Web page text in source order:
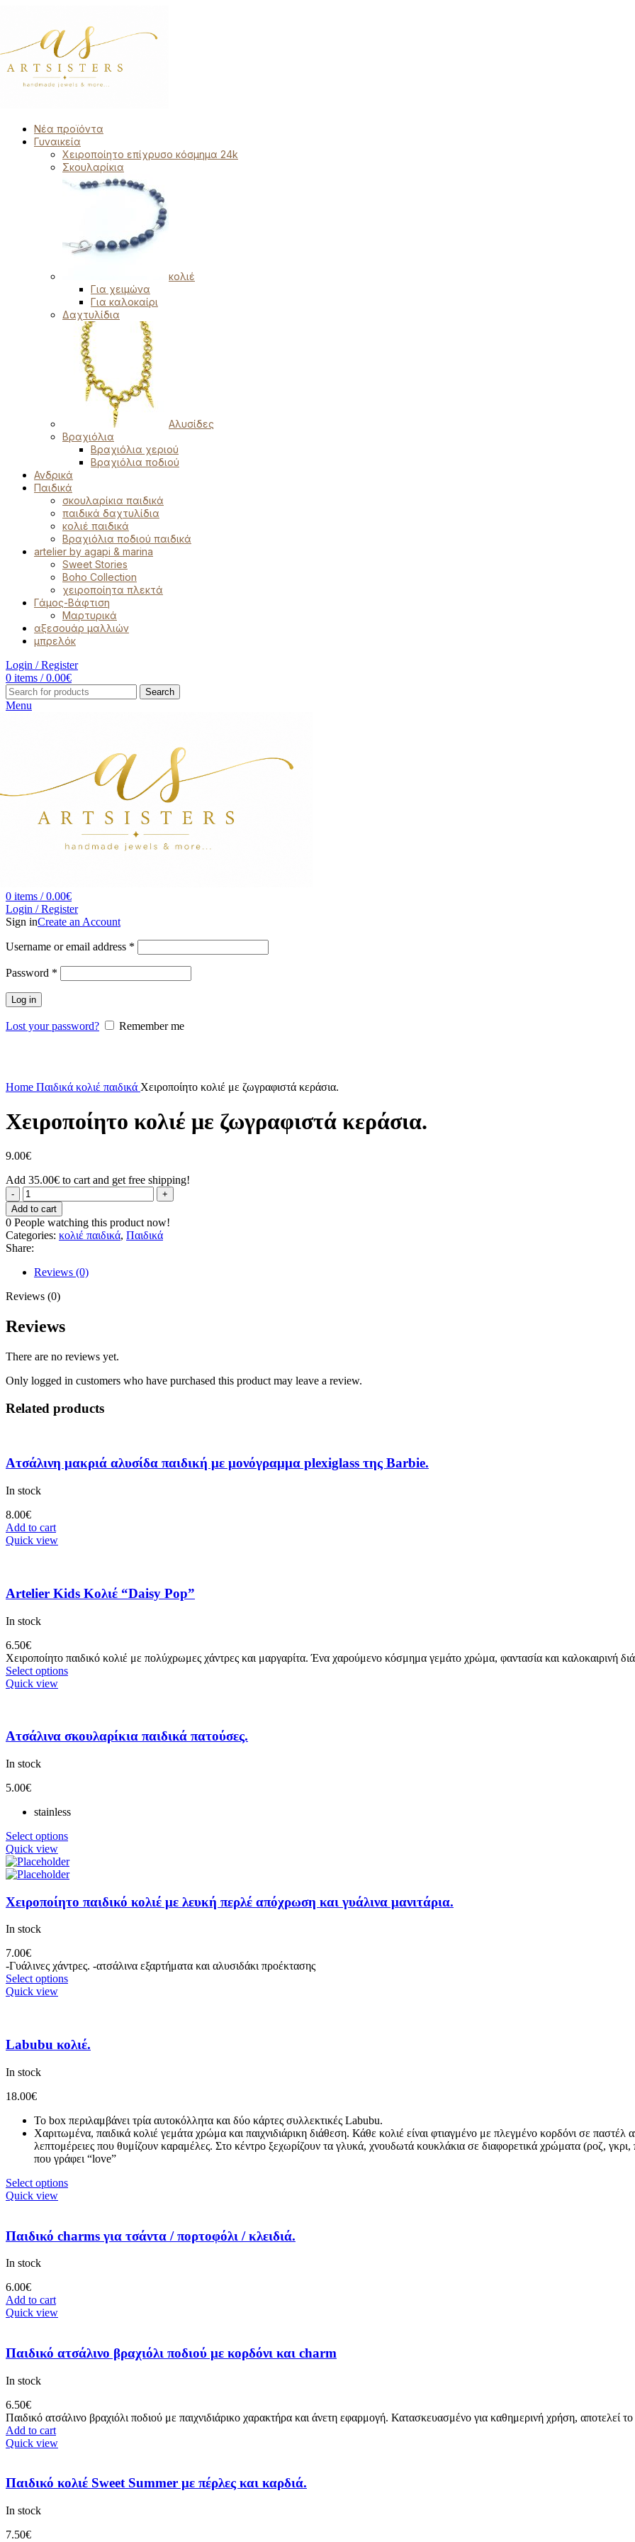
Νέα προϊόντα
Γυναικεία
Χειροποίητο επίχρυσο κόσμημα 24k
Σκουλαρίκια
κολιέ
Για χειμώνα
Για καλοκαίρι
Δαχτυλίδια
Αλυσίδες
Βραχιόλια
Βραχιόλια χεριού
Βραχιόλια ποδιού
Ανδρικά
Παιδικά
σκουλαρίκια παιδικά
παιδικά δαχτυλίδια
κολιέ παιδικά
Βραχιόλια ποδιού παιδικά
artelier by agapi & marina
Sweet Stories
Boho Collection
χειροποίητα πλεκτά
Γάμος-Βάφτιση
Μαρτυρικά
αξεσουάρ μαλλιών
μπρελόκ
Login / Register
0 items / 0.00€
Search
Menu
0 items / 0.00€
Login / Register
Sign inCreate an Account
Username or email address *
Password *
Log in
Lost your password? Remember me
Home Παιδικά κολιέ παιδικά Χειροποίητο κολιέ με ζωγραφιστά κεράσια.
Χειροποίητο κολιέ με ζωγραφιστά κεράσια.
9.00€
Add 35.00€ to cart and get free shipping!
Χειροποίητο
κολιέ
με
ζωγραφιστά
κεράσια.
quantity
Add to cart
0 People watching this product now!
Categories: κολιέ παιδικά, Παιδικά
Share:
Reviews (0)
Reviews (0)
Reviews
There are no reviews yet.
Only logged in customers who have purchased this product may leave a review.
Related products
Ατσάλινη μακριά αλυσίδα παιδική με μονόγραμμα plexiglass της Barbie.
In stock
8.00€
Add to cart
Quick view
Artelier Kids Κολιέ “Daisy Pop”
In stock
6.50€
Χειροποίητο παιδικό κολιέ με πολύχρωμες χάντρες και μαργαρίτα. Ένα χαρούμενο κόσμημα γεμάτο χρώμα, φαντασία και καλοκαιρινή
Select options
Quick view
Ατσάλινα σκουλαρίκια παιδικά πατούσες.
In stock
5.00€
stainless
Select options
Quick view
Χειροποίητο παιδικό κολιέ με λευκή περλέ απόχρωση και γυάλινα μανιτάρια.
In stock
7.00€
-Γυάλινες χάντρες. -ατσάλινα εξαρτήματα και αλυσιδάκι προέκτασης
Select options
Quick view
Labubu κολιέ.
In stock
18.00€
Το box περιλαμβάνει τρία αυτοκόλλητα και δύο κάρτες συλλεκτικές Labubu.
Χαριτωμένα, παιδικά κολιέ γεμάτα χρώμα και παιχνιδιάρικη διάθεση. Κάθε κολιέ είναι φτιαγμένο με πλεγμένο κορδόνι σε
λεπτομέρειες που θυμίζουν καραμέλες. Στο κέντρο ξεχωρίζουν τα γλυκά, χνουδωτά κουκλάκια σε διαφορετικά χρώματα (ροζ,
που γράφει “love”
Select options
Quick view
Παιδικό charms για τσάντα / πορτοφόλι / κλειδιά.
In stock
6.00€
Add to cart
Quick view
Παιδικό ατσάλινο βραχιόλι ποδιού με κορδόνι και charm
In stock
6.50€
Παιδικό ατσάλινο βραχιόλι ποδιού με παιχνιδιάρικο χαρακτήρα και άνετη εφαρμογή. Κατασκευασμένο για καθημερινή χρήση, αποτελεί
Add to cart
Quick view
Παιδικό κολιέ Sweet Summer με πέρλες και καρδιά.
In stock
7.50€